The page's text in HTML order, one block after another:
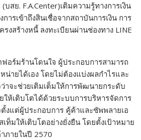
บสย. F.A.Center)เติมความรู้ทางการเงิน
ารเข้าถึงสินเชื่อจากสถาบันการเงิน การ
งสร้างหนี้ ลงทะเบียนผ่านช่องทาง LINE
อร์มร้านโดนใจ ผู้ประกอบการสามารถ
น่ายได้เอง โดยไม่ต้องแบ่งผลกำไรและ
าจะช่วยเติมเต็มให้การพัฒนายกระดับ
ให้เติบโตได้ด้วยระบบการบริหารจัดการ
งแต่ผู้ประกอบการ คู้ค้าและซัพพลายเอ
ท็มให้เติบโตอย่างยั่งยืน โดยตั้งเป้าหมาย
ภายในปี 2570